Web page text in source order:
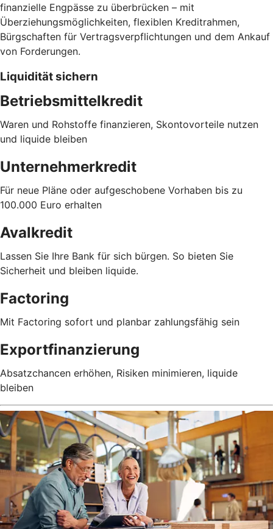
finanzielle Engpässe zu überbrücken – mit
Überziehungsmöglichkeiten, flexiblen Kreditrahmen,
Bürgschaften für Vertragsverpflichtungen und dem Ankauf
von Forderungen.
Liquidität sichern
Betriebsmittelkredit
Waren und Rohstoffe finanzieren, Skontovorteile nutzen
und liquide bleiben
Unternehmerkredit
Für neue Pläne oder aufgeschobene Vorhaben bis zu
100.000 Euro erhalten
Avalkredit
Lassen Sie Ihre Bank für sich bürgen. So bieten Sie
Sicherheit und bleiben liquide.
Factoring
Mit Factoring sofort und planbar zahlungsfähig sein
Exportfinanzierung
Absatzchancen erhöhen, Risiken minimieren, liquide
bleiben